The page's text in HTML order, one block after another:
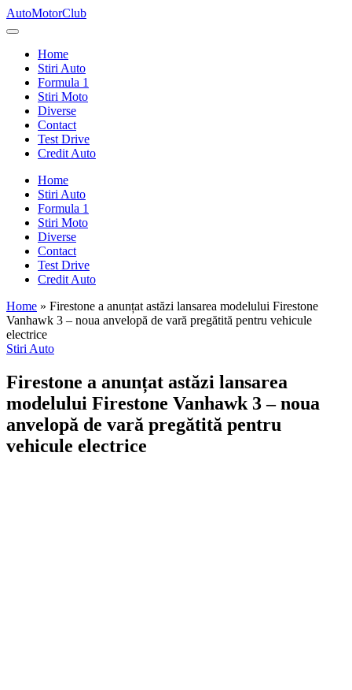
Skip
to
AutoMotorClub
Totul
masini
pasionatii
masini
Home
Stiri Auto
Formula 1
Stiri Moto
Diverse
Contact
Test Drive
Credit Auto
Home
Stiri Auto
Formula 1
Stiri Moto
Diverse
Contact
Test Drive
Credit Auto
Home » Firestone a anunțat astăzi lansarea modelului Firestone
Vanhawk 3 – noua anvelopă de vară pregătită pentru vehicule
electrice
Posted
Stiri Auto
Firestone a anunțat astăzi lansarea
modelului Firestone Vanhawk 3 – noua
anvelopă de vară pregătită pentru
vehicule electrice